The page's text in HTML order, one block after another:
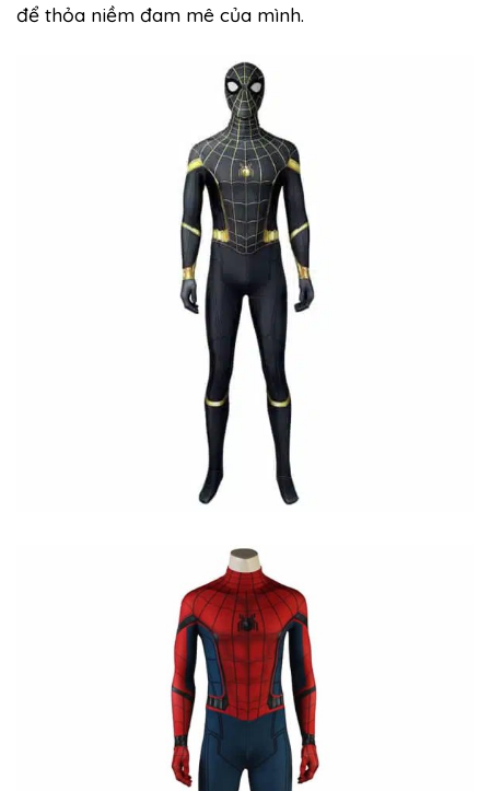
để thỏa niềm đam mê của mình.